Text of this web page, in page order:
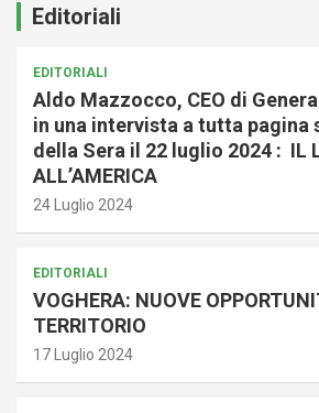
Editoriali
EDITORIALI
Aldo Mazzocco, CEO di
in una intervista a tutta pagina
della Sera il 22 luglio 2024 : IL
ALL’AMERICA
24 Luglio 2024
EDITORIALI
VOGHERA: NUOVE
TERRITORIO
17 Luglio 2024